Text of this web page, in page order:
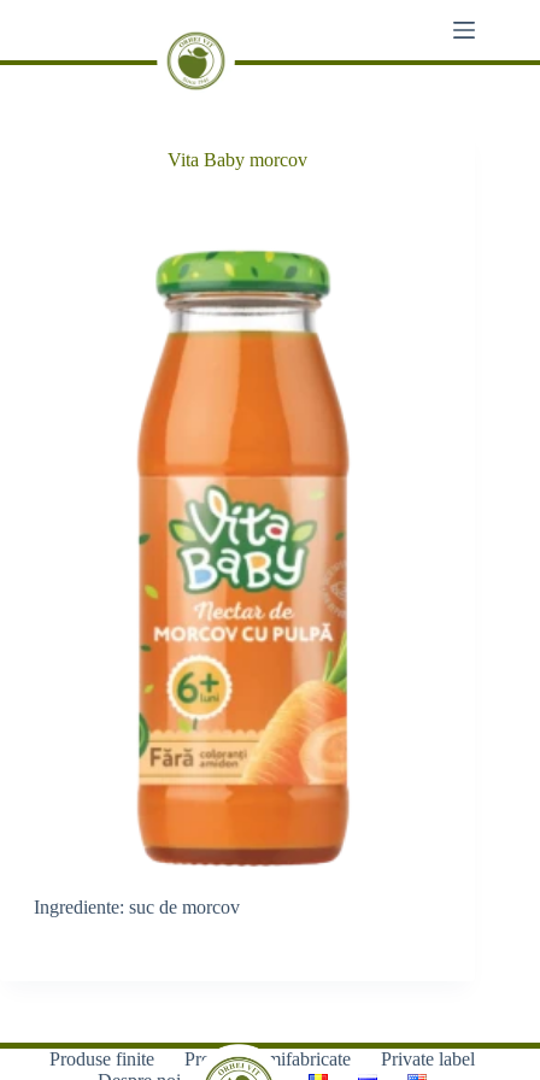
Vita Baby morcov
Ingrediente: suc de morcov
Produse finite Produse semifabricate
Private label